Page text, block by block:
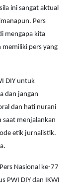
ini sangat aktual
Pers
mengapa kita
memiliki pers yang
DIY untuk
dan jangan
dan hati nurani
saat menjalankan
etik jurnalistik.
Nasional ke-77
PWI DIY dan IKWI